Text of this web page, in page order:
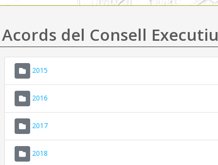
Acords del Consell Executiu
2015
2016
2017
2018